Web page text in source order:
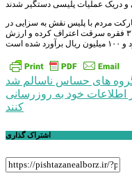
مردم با پلیس نقش به سزایی در
کاهش جرایم به ویژه سرقت دارد گفت: سارقان به ۳۱ فقره سرقت اعتراف کرده و ارزش
راهبری
نوشته
گروه های حساس ناسالم شد
اطلاعات خود به روزرسانی
کنند
اشتراک گذاری